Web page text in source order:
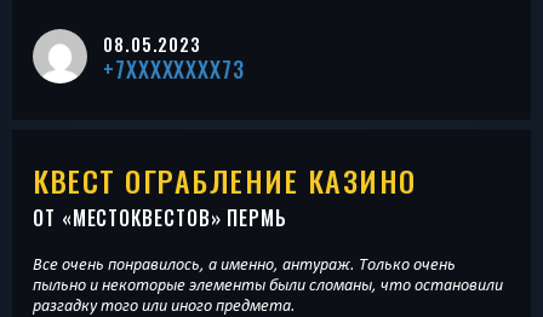
08.05.2023
+7XXXXXXXX73
КВЕСТ ОГРАБЛЕНИЕ КАЗИНО
ОТ «МЕСТОКВЕСТОВ» ПЕРМЬ
Все очень понравилось, а именно, антураж. Только очень
пыльно и некоторые элементы были сломаны, что остановили
разгадку того или иного предмета.